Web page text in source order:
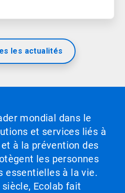
les actualités
mondial dans le
et services liés à
et à la prévention des
les personnes
essentielles à la vie.
siècle, Ecolab fait